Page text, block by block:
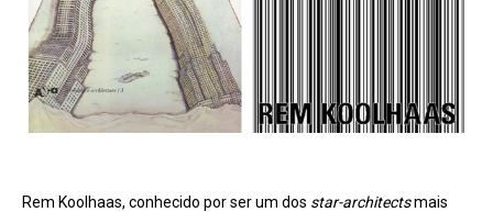
Rem Koolhaas, conhecido por ser um dos star-architectsmais